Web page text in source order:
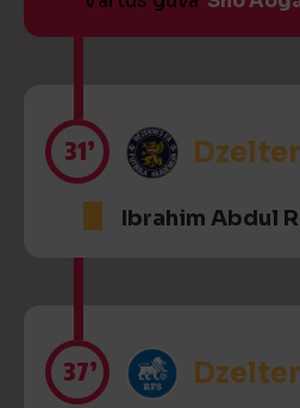
31’
Ibrahim Abdul
37’